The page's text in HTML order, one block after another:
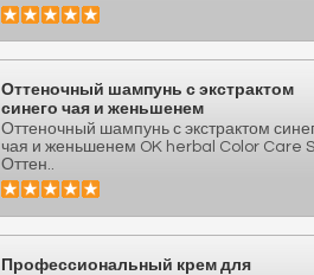
Оттеночный шампунь с экстрактом
синего чая и женьшенем
Оттеночный шампунь с экстрактом
чая и женьшенем OK herbal Color Care
Оттен..
Профессиональный крем для